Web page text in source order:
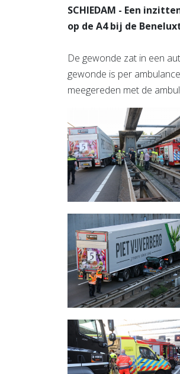
SCHIEDAM - Een
op de A4 bij de
De gewonde zat in een
gewonde is per
meegereden met de